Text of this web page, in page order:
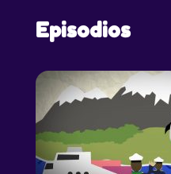
Episodios